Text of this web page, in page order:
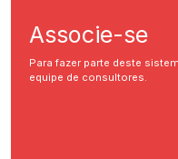
Associe-se
Para fazer parte deste
equipe de consultores.